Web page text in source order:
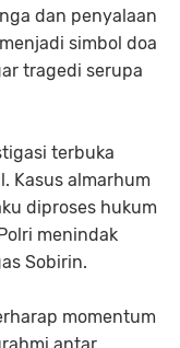
dan penyalaan
simbol doa
tragedi serupa
terbuka
Kasus almarhum
diproses hukum
menindak
Sobirin.
momentum